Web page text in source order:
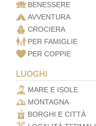
BENESSERE
AVVENTURA
CROCIERA
PER FAMIGLIE
PER COPPIE
LUOGHI
MARE E ISOLE
MONTAGNA
BORGHI E CITTÀ